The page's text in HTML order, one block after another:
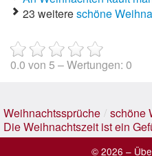
23 weitereschöne
0.0 von 5 – Wertungen: 0
Weihnachtssprüche / schöne
Die Weihnachtszeit ist ein
© 2026 –